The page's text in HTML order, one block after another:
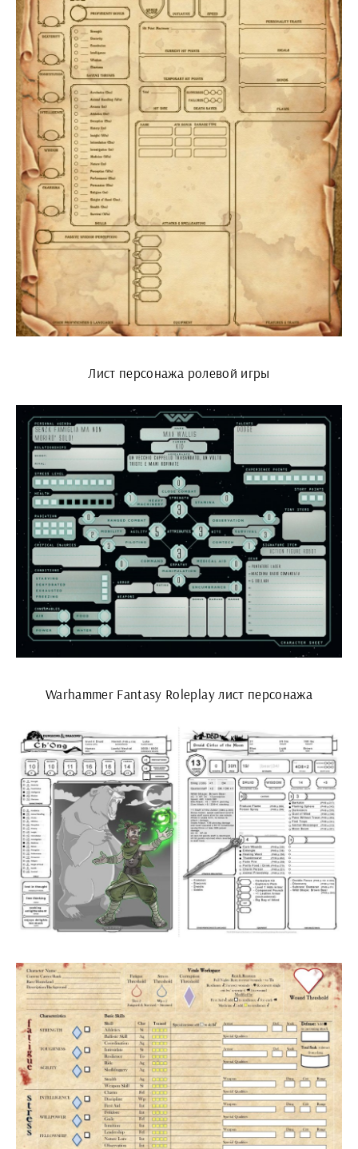
Лист персонажа ролевой игры
Warhammer Fantasy Roleplay лист персонажа